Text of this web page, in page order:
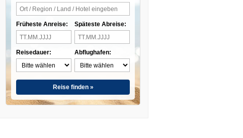
Früheste Anreise:
Reisedauer:
Späteste Abreise:
Abflughafen:
Reise finden »